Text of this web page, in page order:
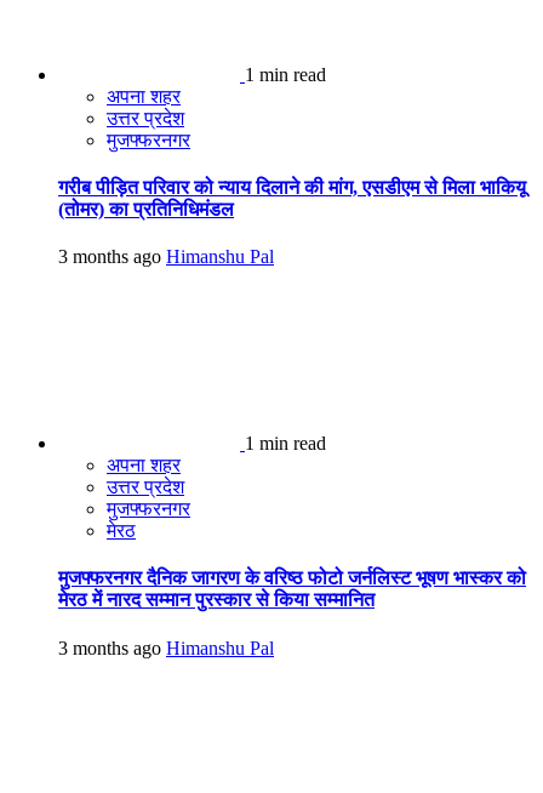
1 min read
अपना शहर
उत्तर प्रदेश
मुजफ्फरनगर
गरीब पीड़ित परिवार को न्याय दिलाने की मांग, एसडीएम से मिला भाकियू
(तोमर) का प्रतिनिधिमंडल
3 months ago Himanshu Pal
1 min read
अपना शहर
उत्तर प्रदेश
मुजफ्फरनगर
मेरठ
मुजफ्फरनगर दैनिक जागरण के वरिष्ठ फोटो जर्नलिस्ट भूषण भास्कर को
मेरठ में नारद सम्मान पुरस्कार से किया सम्मानित
3 months ago Himanshu Pal